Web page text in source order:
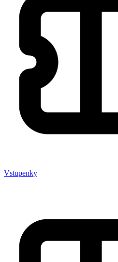
Vstupenky